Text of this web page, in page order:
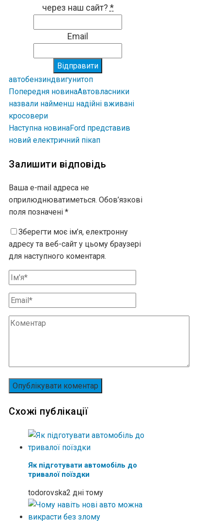
через наш сайт? *
Email
Відправити
автобензиндвигунитоп
Попередня новинаАвтовласники
назвали найменш надійні вживані
кросовери
Наступна новинаFord представив
новий електричний пікап
Залишити відповідь
Ваша e-mail адреса не
оприлюднюватиметься. Обов’язкові
поля позначені *
Зберегти моє ім’я, електронну
адресу та веб-сайт у цьому браузері
для наступного коментаря.
Схожі публікації
Як підготувати автомобіль до
тривалої поїздки
todorovska2 дні тому